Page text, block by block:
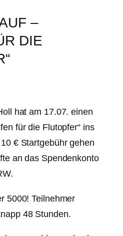
–
DIE
hat am 17.07. einen
für die Flutopfer“ ins
€ Startgebühr gehen
an das Spendenkonto
5000! Teilnehmer
48 Stunden.